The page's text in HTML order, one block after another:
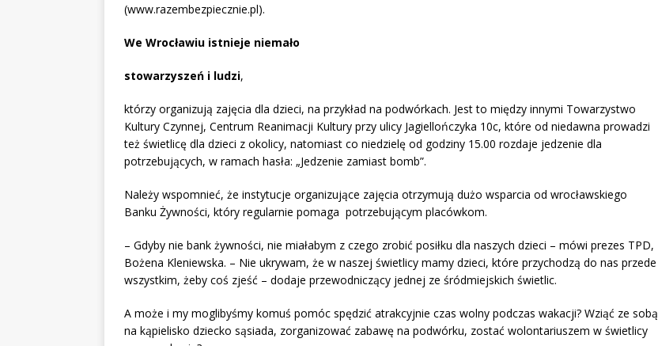
(www.razembezpiecznie.pl).
We Wrocławiu istnieje niemało
stowarzyszeń i ludzi,
którzy organizują zajęcia dla dzieci, na przykład na podwórkach. Jest to między innymi Towarzystwo
Kultury Czynnej, Centrum Reanimacji Kultury przy ulicy Jagiellończyka 10c, które od niedawna prowadzi
też świetlicę dla dzieci z okolicy, natomiast co niedzielę od godziny 15.00 rozdaje jedzenie dla
potrzebujących, w ramach hasła: „Jedzenie zamiast bomb”.
Należy wspomnieć, że instytucje organizujące zajęcia otrzymują dużo wsparcia od wrocławskiego
Banku Żywności, który regularnie pomaga potrzebującym placówkom.
– Gdyby nie bank żywności, nie miałabym z czego zrobić posiłku dla naszych dzieci – mówi prezes TPD,
Bożena Kleniewska. – Nie ukrywam, że w naszej świetlicy mamy dzieci, które przychodzą do nas przede
wszystkim, żeby coś zjeść – dodaje przewodniczący jednej ze śródmiejskich świetlic.
A może i my moglibyśmy komuś pomóc spędzić atrakcyjnie czas wolny podczas wakacji? Wziąć ze sobą
na kąpielisko dziecko sąsiada, zorganizować zabawę na podwórku, zostać wolontariuszem w świetlicy